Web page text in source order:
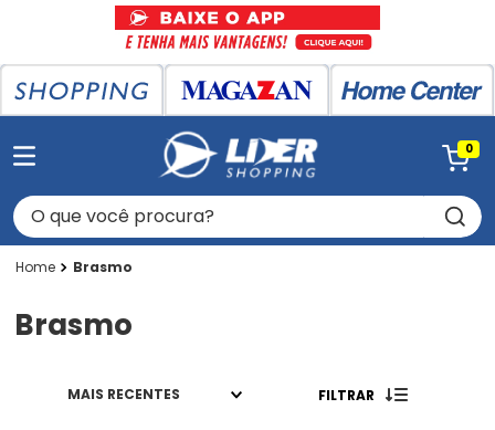
0
O que você procura?
Brasmo
Brasmo
MAIS RECENTES FILTRAR